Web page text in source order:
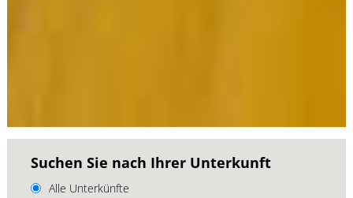
Suchen Sie nach Ihrer Unterkunft
Alle Unterkünfte